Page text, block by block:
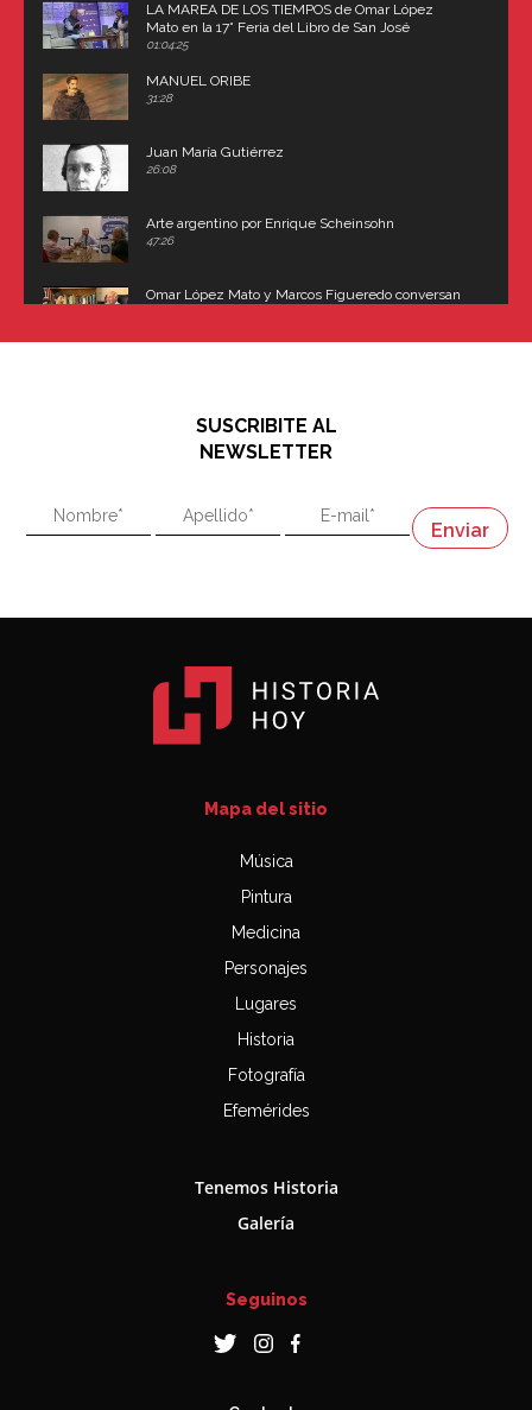
LA MAREA DE LOS TIEMPOS de Omar López
Mato en la 17° Feria del Libro de San José
(Uruguay)
01:04:25
MANUEL ORIBE
31:28
Juan María Gutiérrez
26:08
Arte argentino por Enrique Scheinsohn
47:26
Omar López Mato y Marcos Figueredo conversan
"En política, la estupidez no es una desventaja"
"En política, la estupidez no es una desventaja"
Napoleón
SUSCRIBITE AL
NEWSLETTER
Mapa del sitio
Música
Pintura
Medicina
Personajes
Lugares
Historia
Fotografía
Efemérides
Tenemos Historia
Galería
Seguinos